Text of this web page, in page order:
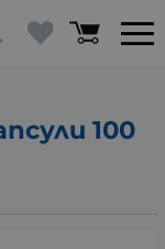
100